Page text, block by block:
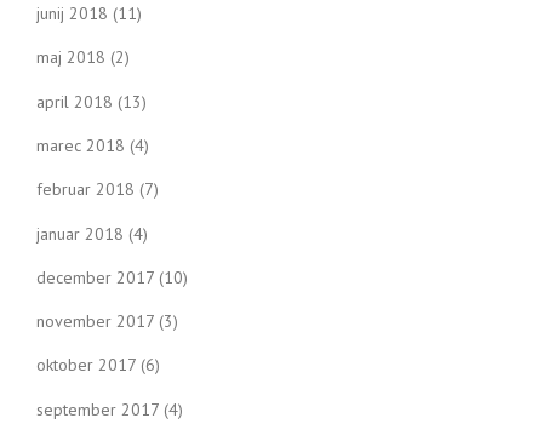
junij 2018 (11)
maj 2018 (2)
april 2018 (13)
marec 2018 (4)
februar 2018 (7)
januar 2018 (4)
december 2017 (10)
november 2017 (3)
oktober 2017 (6)
september 2017 (4)